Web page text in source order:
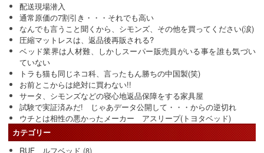
配送現場潜入
通常原価の7割引き・・・それでも高い
なんでも言うこと聞くから、シモンズ、その他を買ってください(涙)
圧縮マットレスは、返品後再販される?
ベッド業界は人材難、しかしスーパー販売員がいる事を誰も気づい
ていない
トラも猫も同じネコ科、言ったもん勝ちの中国製(笑)
お前とこからは絶対に買わない!!
サータ、シモンズなどの寝心地返品保障をする家具屋
試験で実証済みだ! じゃあデータ公開して・・・からの逆切れ
ウチとは相性の悪かったメーカー アスリープ(トヨタベッド)
カテゴリー
RUF ルフベッド (8)